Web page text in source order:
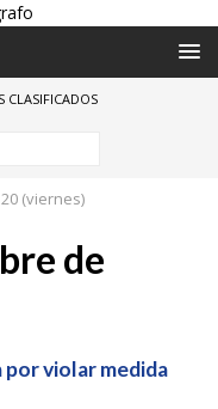
CLASIFICADOS
20 (viernes)
de
violar medida